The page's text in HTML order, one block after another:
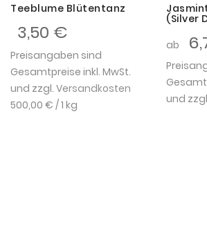
Teeblume Blütentanz
3,50 €
Preisangaben sind
Gesamtpreise inkl. MwSt.
und zzgl. Versandkosten
500,00 € / 1 kg
(Silver
ab
und